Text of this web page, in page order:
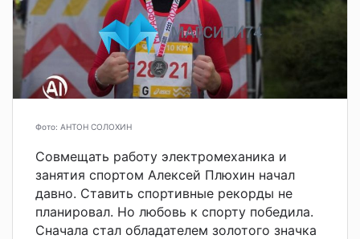
Фото: АНТОН СОЛОХИН
Совмещать работу электромеханика и
занятия спортом Алексей Плюхин начал
давно. Ставить спортивные рекорды не
планировал. Но любовь к спорту победила.
Сначала стал обладателем золотого значка